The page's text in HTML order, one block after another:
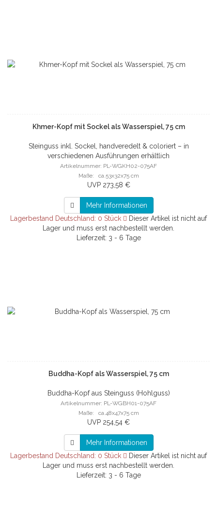
Khmer-Kopf mit Sockel als Wasserspiel, 75 cm
Steinguss inkl. Sockel, handveredelt & coloriert – in
verschiedenen Ausführungen erhältlich
Artikelnummer: PL-WGKH02-075AF
Maße: ca.53x32x75 cm
UVP 273,58 €
Mehr Informationen
Lagerbestand Deutschland: 0 Stück
Dieser Artikel ist nicht auf
Lager und muss erst nachbestellt werden.
Lieferzeit: 3 - 6 Tage
Buddha-Kopf als Wasserspiel, 75 cm
Buddha-Kopf aus Steinguss (Hohlguss)
Artikelnummer: PL-WGBH01-075AF
Maße: ca.48x47x75 cm
UVP 254,54 €
Mehr Informationen
Lagerbestand Deutschland: 0 Stück
Dieser Artikel ist nicht auf
Lager und muss erst nachbestellt werden.
Lieferzeit: 3 - 6 Tage